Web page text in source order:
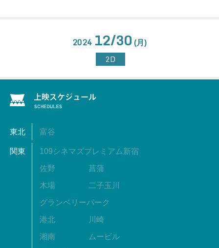
2024 12/30 (月)
2D
東北 富谷
関東 109シネマズプレミアム新宿
佐野 菖蒲
木場 二子玉川
グランベリーパーク
港北 川崎
湘南 ムービル